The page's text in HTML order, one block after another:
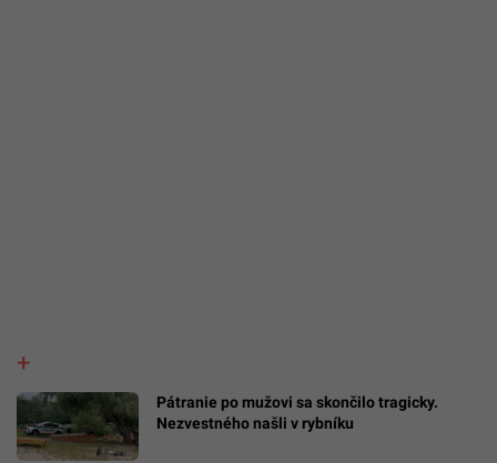
Pátranie po mužovi sa skončilo tragicky.
Nezvestného našli v rybníku